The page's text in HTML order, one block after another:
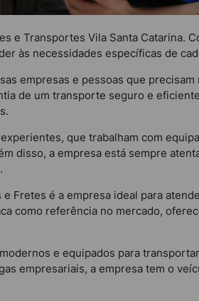
e Transportes Vila Santa Catarina.
às necessidades específicas de
empresas e pessoas que
de um transporte seguro e
que trabalham com
disso, a empresa está sempre
Fretes é a empresa ideal para
como referência no mercado,
e equipados para
empresariais, a empresa tem o